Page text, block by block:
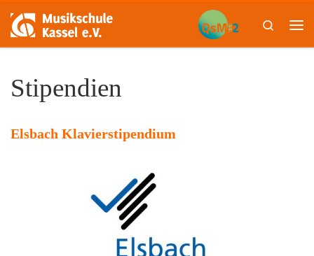
Skip to content
Search
Stipendien
Elsbach Klavierstipendium